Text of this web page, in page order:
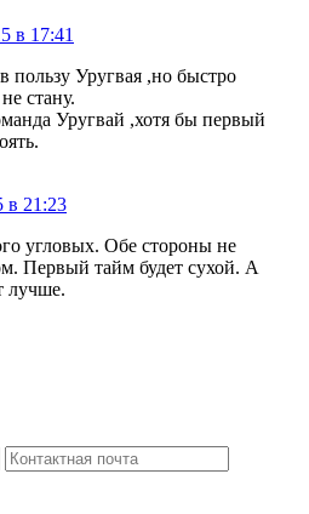
в 17:41
пользу Уругвая ,но быстро
стану.
Уругвай ,хотя бы первый
в 21:23
угловых. Обе стороны не
Первый тайм будет сухой. А
лучше.